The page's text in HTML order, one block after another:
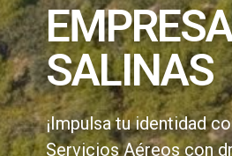
SALINAS
¡Impulsa tu identidad
Servicios Aéreos con